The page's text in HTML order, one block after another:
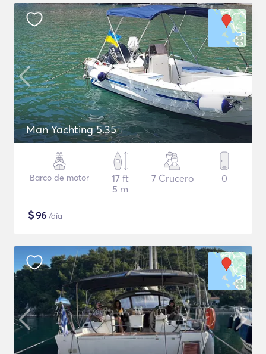
Man Yachting 5.35
Barco de motor
17 ft
5 m
7 Crucero 0
$96 /día